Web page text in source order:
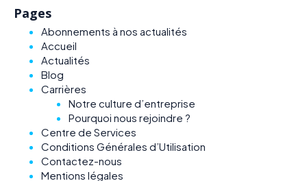
Pages
Abonnements à nos actualités
Accueil
Actualités
Blog
Carrières
Notre culture d’entreprise
Pourquoi nous rejoindre ?
Centre de Services
Conditions Générales d’Utilisation
Contactez-nous
Mentions légales